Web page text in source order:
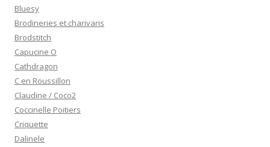
Bluesy
Brodineries et charivaris
Brodstitch
Capucine O
Cathdragon
C en Roussillon
Claudine / Coco2
Coccinelle Poitiers
Criquette
Dalinele